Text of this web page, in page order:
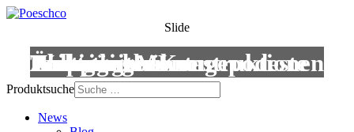
Slide
Leitern
Treppen
Anstiege
Podestleitern
Roll- und Montagepodeste
Wartungsbühnen
Übergänge
Aluminium-Konstruktionen
Produktsuche
News